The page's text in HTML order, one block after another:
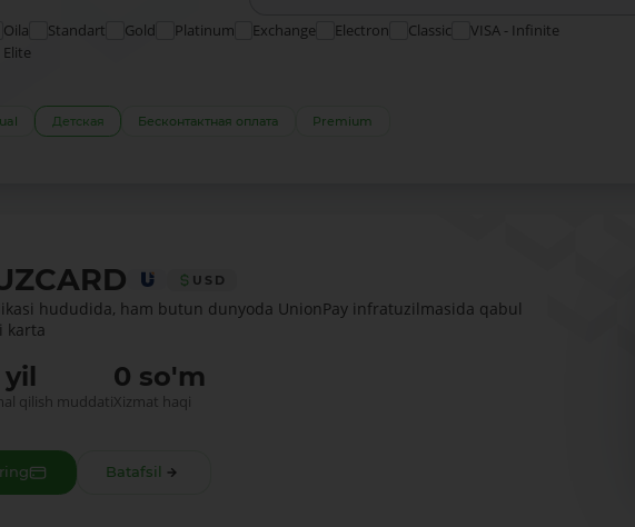
Oila Standart Gold Platinum Exchange Electron Classic
VISA - Infinite
Детская Бесконтактная оплата Premium
USD
hududida, ham butun dunyoda UnionPay infratuzilmasida qabul
karta
yil
qilish muddati
0 so'm
Xizmat haqi
Batafsil